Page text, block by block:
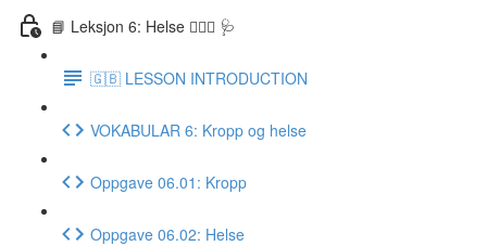
📘 Leksjon 6: Helse 🏃🏻‍♀️ 🩺
🇬🇧 LESSON INTRODUCTION
VOKABULAR 6: Kropp og helse
Oppgave 06.01: Kropp
Oppgave 06.02: Helse